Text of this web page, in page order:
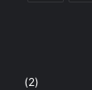
(2)